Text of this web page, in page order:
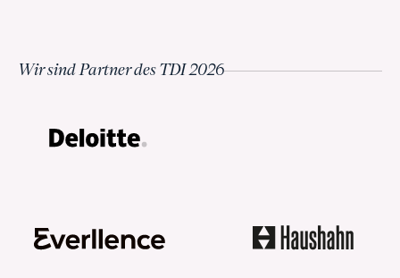
Wir sind Partner des TDI 2026